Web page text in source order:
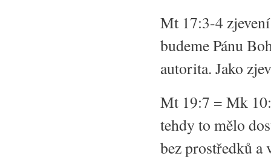
Mt 17:3-4
budeme Pánu
autorita. Jako
Mt 19:7 = Mk
tehdy to mělo
bez prostředků a